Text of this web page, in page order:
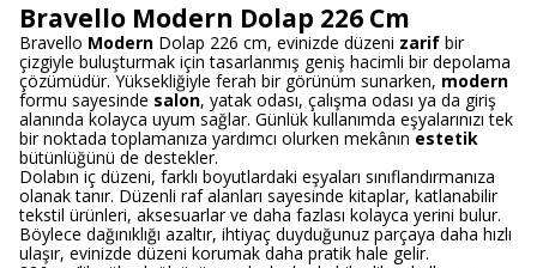
Bravello Modern Dolap 226 Cm
Bravello Modern Dolap 226 cm, evinizde düzeni zarif bir
çizgiyle buluşturmak için tasarlanmış geniş hacimli bir depolama
çözümüdür. Yüksekliğiyle ferah bir görünüm sunarken, modern
formu sayesinde salon, yatak odası, çalışma odası ya da giriş
alanında kolayca uyum sağlar. Günlük kullanımda eşyalarınızı tek
bir noktada toplamanıza yardımcı olurken mekânınestetik
bütünlüğünü de destekler.
Dolabın iç düzeni, farklı boyutlardaki eşyaları sınıflandırmanıza
olanak tanır. Düzenli raf alanları sayesinde kitaplar, katlanabilir
tekstil ürünleri, aksesuarlar ve daha fazlası kolayca yerini bulur.
Böylece dağınıklığı azaltır, ihtiyaç duyduğunuz parçaya daha hızlı
ulaşır, evinizde düzeni korumak daha pratik hale gelir.